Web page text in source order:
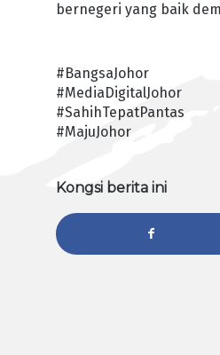
bernegeri yang baik
#BangsaJohor
#MediaDigitalJohor
#SahihTepatPantas
#MajuJohor
Kongsi berita ini